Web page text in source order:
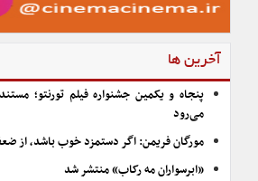
آخرین ها
پنجاه و یکمین جشنواره فیلم تورنتو؛
می‌رود
مورگان فریمن: اگر دستمزد خوب باشد، از
«ابرسواران مه رکاب» منتشر شد